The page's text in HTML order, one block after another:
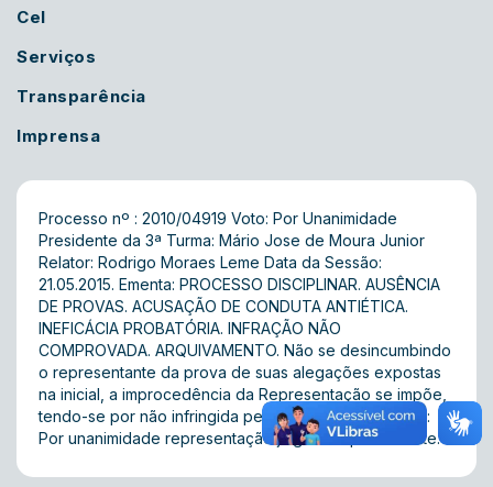
Cel
Serviços
Transparência
Imprensa
Processo nº : 2010/04919 Voto: Por Unanimidade
Presidente da 3ª Turma: Mário Jose de Moura Junior
Relator: Rodrigo Moraes Leme Data da Sessão:
21.05.2015. Ementa: PROCESSO DISCIPLINAR. AUSÊNCIA
DE PROVAS. ACUSAÇÃO DE CONDUTA ANTIÉTICA.
INEFICÁCIA PROBATÓRIA. INFRAÇÃO NÃO
COMPROVADA. ARQUIVAMENTO. Não se desincumbindo
o representante da prova de suas alegações expostas
na inicial, a improcedência da Representação se impõe,
tendo-se por não infringida pelo advogado. Acórdão:
Por unanimidade representação julgada improcedente.